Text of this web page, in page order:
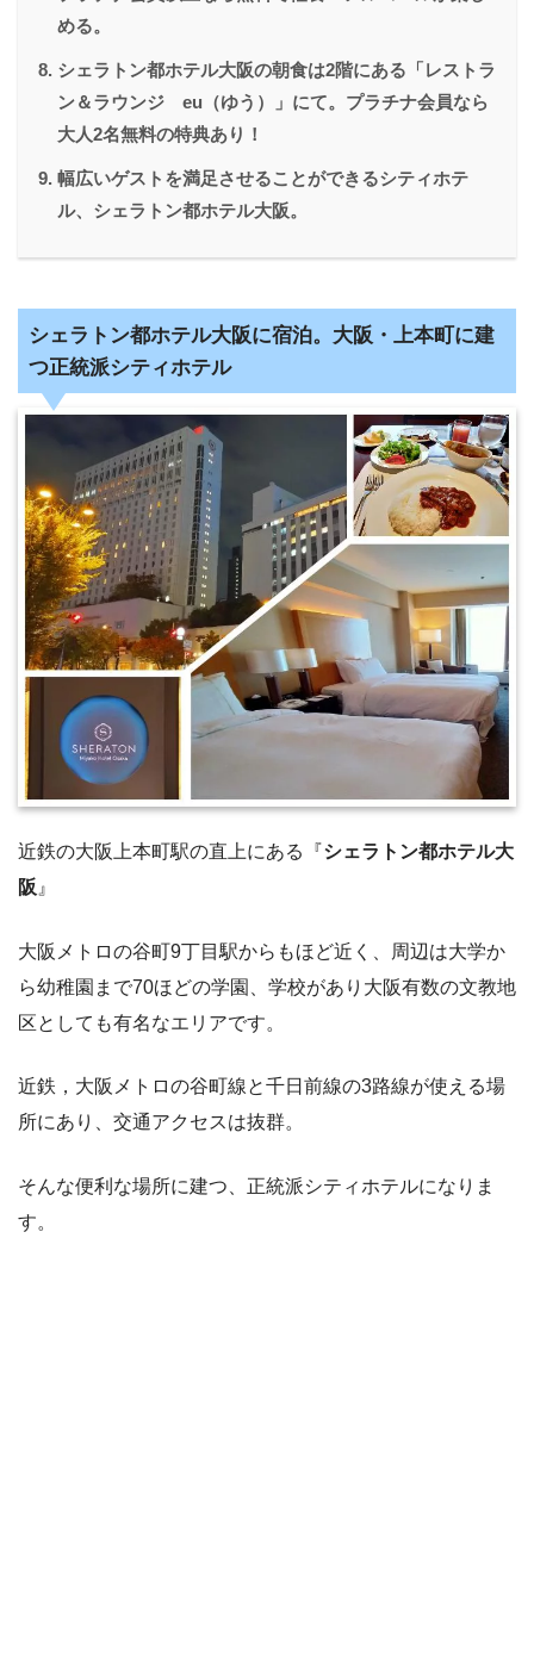
める。
シェラトン都ホテル大阪の朝食は2階にある「レストラ
ン＆ラウンジ eu（ゆう）」にて。プラチナ会員なら
大人2名無料の特典あり！
幅広いゲストを満足させることができるシティホテ
ル、シェラトン都ホテル大阪。
シェラトン都ホテル大阪に宿泊。大阪・上本町に建
つ正統派シティホテル
近鉄の大阪上本町駅の直上にある『シェラトン都ホテル大
阪 』
大阪メトロの谷町9丁目駅からもほど近く、周辺は大学か
ら幼稚園まで70ほどの学園、学校があり大阪有数の文教地
区としても有名なエリアです。
近鉄，大阪メトロの谷町線と千日前線の3路線が使える場
所にあり、交通アクセスは抜群。
そんな便利な場所に建つ、正統派シティホテルになりま
す。